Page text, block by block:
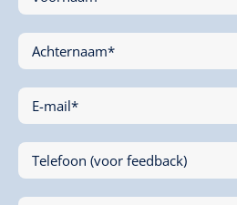
Achternaam*
E-mail*
Telefoon (voor feedback)